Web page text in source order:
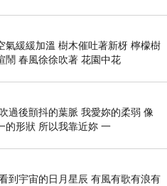
氣緩緩加溫 樹木催吐著新枒 檸檬樹
鬧 春風徐徐吹著 花園中花
過後顫抖的葉脈 我愛妳的柔弱 像
的形狀 所以我靠近妳 一
到宇宙的日月星辰 有風有歌有浪有